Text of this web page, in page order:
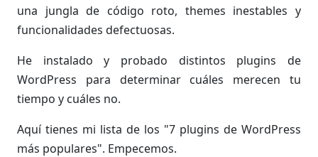
una jungla de código roto, themes inestables y
funcionalidades defectuosas.
He instalado y probado distintos plugins de
WordPress para determinar cuáles merecen tu
tiempo y cuáles no.
Aquí tienes mi lista de los "7 plugins de WordPress
más populares". Empecemos.